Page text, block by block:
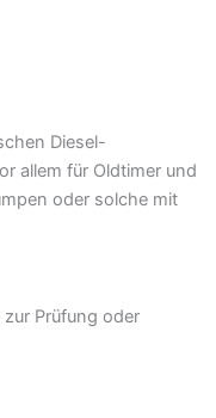
Diesel-
allem für Oldtimer und
oder solche mit
Prüfung oder